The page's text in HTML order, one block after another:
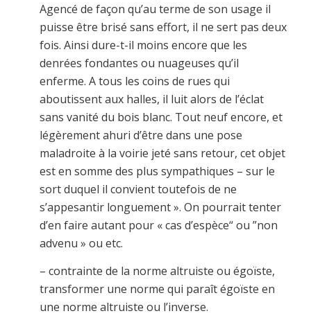
Agencé de façon qu’au terme de son usage il
puisse être brisé sans effort, il ne sert pas deux
fois. Ainsi dure-t-il moins encore que les
denrées fondantes ou nuageuses qu’il
enferme. A tous les coins de rues qui
aboutissent aux halles, il luit alors de l’éclat
sans vanité du bois blanc. Tout neuf encore, et
légèrement ahuri d’être dans une pose
maladroite à la voirie jeté sans retour, cet objet
est en somme des plus sympathiques – sur le
sort duquel il convient toutefois de ne
s’appesantir longuement ». On pourrait tenter
d’en faire autant pour « cas d’espèce“ ou ”non
advenu » ou etc.
– contrainte de la norme altruiste ou égoïste,
transformer une norme qui paraît égoïste en
une norme altruiste ou l’inverse.